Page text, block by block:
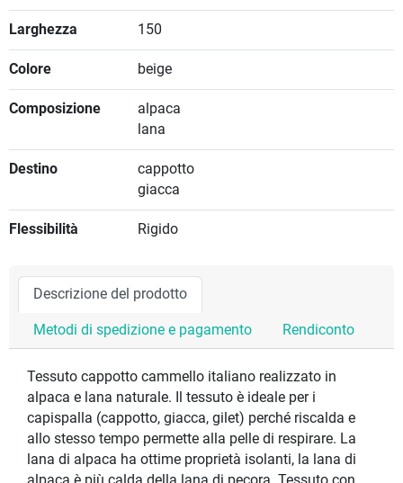
Larghezza 150
Colore beige
Composizione
alpaca
lana
Destino
cappotto
giacca
Flessibilità Rigido
Descrizione del prodotto
Metodi di spedizione e pagamento Rendiconto
Tessuto cappotto cammello italiano realizzato in
alpaca e lana naturale. Il tessuto è ideale per i
capispalla (cappotto, giacca, gilet) perché riscalda e
allo stesso tempo permette alla pelle di respirare. La
lana di alpaca ha ottime proprietà isolanti, la lana di